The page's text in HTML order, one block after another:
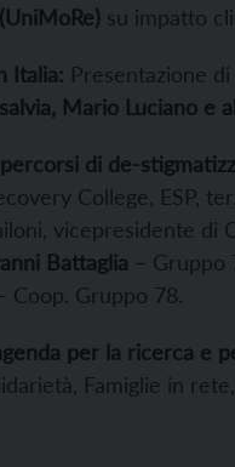
su impatto
Italia: Presentazione
Mario Luciano e
di de-
College, ESP,
vicepresidente di
Battaglia – Gruppo
Coop. Gruppo 78.
per la ricerca e
Famiglie in